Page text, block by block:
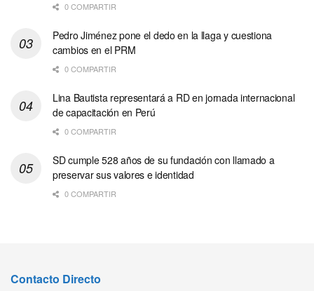
0 COMPARTIR
Pedro Jiménez pone el dedo en la llaga y cuestiona
cambios en el PRM
0 COMPARTIR
Lina Bautista representará a RD en jornada internacional
de capacitación en Perú
0 COMPARTIR
SD cumple 528 años de su fundación con llamado a
preservar sus valores e identidad
0 COMPARTIR
Contacto Directo